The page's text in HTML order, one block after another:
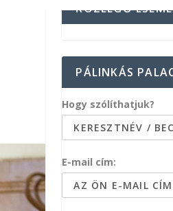
KÖZELGŐ
PÁLINKÁS
Hogy szólíthatjuk?
E-mail cím: